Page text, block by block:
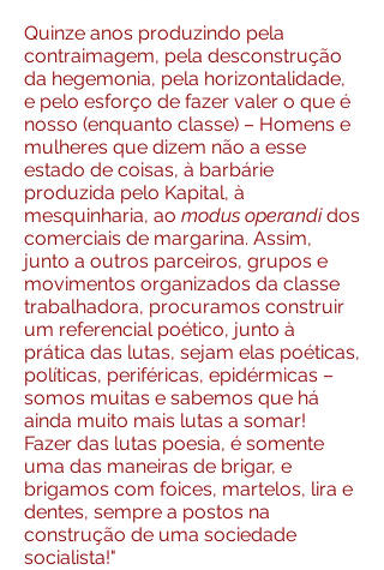
Quinze anos produzindo pela
contraimagem, pela desconstrução
da hegemonia, pela horizontalidade,
e pelo esforço de fazer valer o que é
nosso (enquanto classe) – Homens e
mulheres que dizem não a esse
estado de coisas, à barbárie
produzida pelo Kapital, à
mesquinharia, ao modus operandidos
comerciais de margarina. Assim,
junto a outros parceiros, grupos e
movimentos organizados da classe
trabalhadora, procuramos construir
um referencial poético, junto à
prática das lutas, sejam elas poéticas,
políticas, periféricas, epidérmicas –
somos muitas e sabemos que há
ainda muito mais lutas a somar!
Fazer das lutas poesia, é somente
uma das maneiras de brigar, e
brigamos com foices, martelos, lira e
dentes, sempre a postos na
construção de uma sociedade
socialista!"